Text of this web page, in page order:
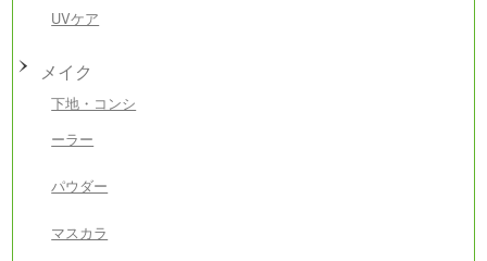
UVケア
メイク
下地・コンシ
ーラー
パウダー
マスカラ